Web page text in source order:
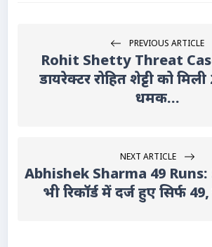
PREVIOUS ARTICLE
Rohit Shetty Threat
डायरेक्टर रोहित शेट्टी को
धमक...
NEXT ARTICLE
Abhishek Sharma 49 Runs:
भी रिकॉर्ड में दर्ज हुए सिर्फ